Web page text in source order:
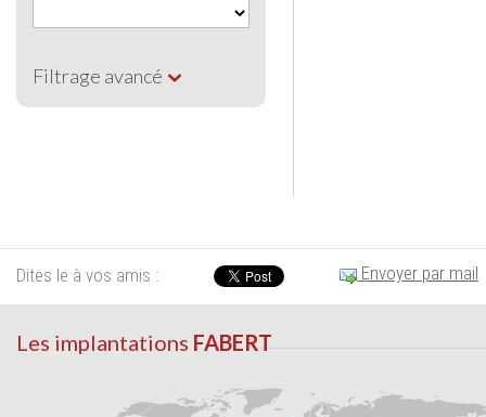
Filtrage avancé
Dites le à vos amis : Envoyer par mail
Les implantations FABERT